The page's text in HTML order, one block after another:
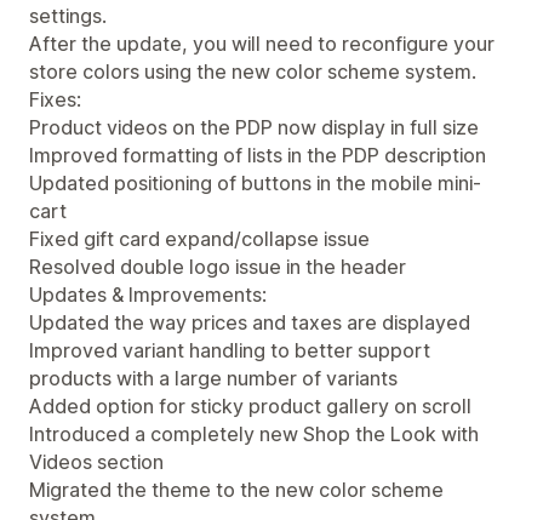
settings.
After the update, you will need to reconfigure your
store colors using the new color scheme system.
Fixes:
Product videos on the PDP now display in full size
Improved formatting of lists in the PDP description
Updated positioning of buttons in the mobile mini-
cart
Fixed gift card expand/collapse issue
Resolved double logo issue in the header
Updates & Improvements:
Updated the way prices and taxes are displayed
Improved variant handling to better support
products with a large number of variants
Added option for sticky product gallery on scroll
Introduced a completely new Shop the Look with
Videos section
Migrated the theme to the new color scheme